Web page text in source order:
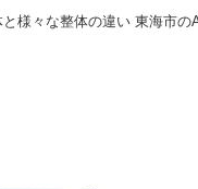
様々な整体の違い 東海市の